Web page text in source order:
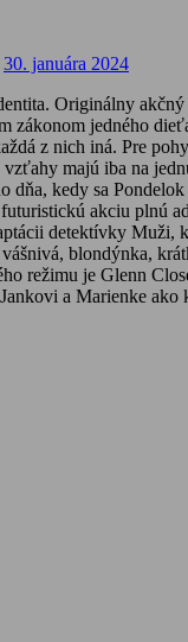
30. januára 2024
Originálny
zákonom jedného
z nich iná. Pre
majú iba na
dňa, kedy sa
akciu plnú
detektívky Muži,
blondýnka,
režimu je Glenn
a Marienke